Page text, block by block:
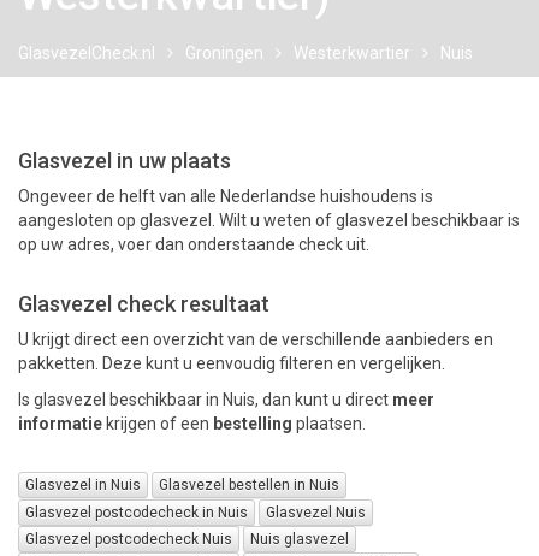
KABEL INTERNET PROVIDERS
GLASVEZEL ALTERNATIEVEN
GlasvezelCheck.nl Groningen Westerkwartier Nuis
Glasvezel in uw plaats
Ongeveer de helft van alle Nederlandse huishoudens is
aangesloten op glasvezel. Wilt u weten of glasvezel beschikbaar is
op uw adres, voer dan onderstaande check uit.
Glasvezel check resultaat
U krijgt direct een overzicht van de verschillende aanbieders en
pakketten. Deze kunt u eenvoudig filteren en vergelijken.
Is glasvezel beschikbaar in Nuis, dan kunt u direct meer
informatie krijgen of een bestelling plaatsen.
Glasvezel in Nuis
Glasvezel bestellen in Nuis
Glasvezel postcodecheck in Nuis
Glasvezel Nuis
Glasvezel postcodecheck Nuis
Nuis glasvezel